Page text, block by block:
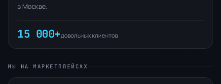
в Москве.
15 000+довольных клиентов
МЫ НА МАРКЕТПЛЕЙСАХ